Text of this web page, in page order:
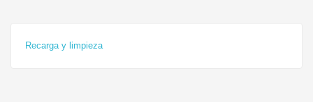
Recarga y limpieza